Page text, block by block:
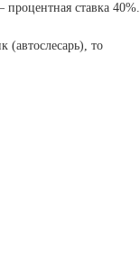
ставка 40%.
(автослесарь), то